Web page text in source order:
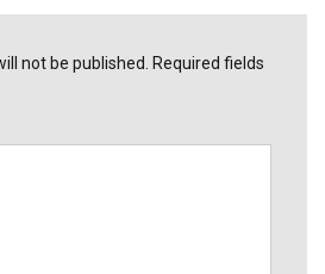
not be published. Required fields